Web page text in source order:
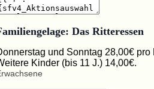
Das Ritteressen
und Sonntag 28,00€ pro
Kinder (bis 11 J.) 14,00€.